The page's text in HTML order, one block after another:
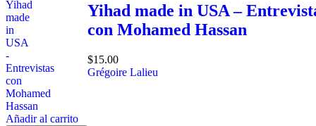
Añadir al carrito
Yihad made in USA –
con Mohamed Hassan
$15.00
Grégoire Lalieu